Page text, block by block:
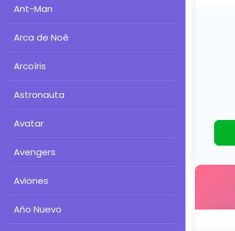
Ant-Man
Arca de Noé
Arcoíris
Astronauta
Avatar
Avengers
Aviones
Año Nuevo